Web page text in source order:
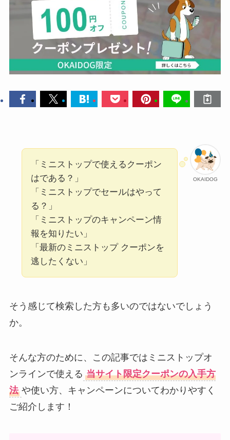
OKAIDOG
「ミニストップで使えるクーポン
はである？」
「ミニストップでセールはやって
る？」
「ミニストップのキャンペーン情
報を知りたい」
「最新のミニストップ クーポンを
逃したくない」
そう感じて検索した方も多いのではないでしょう
か。
そんな方のために、この記事ではミニストップオ
ンラインで使える 当サイト限定クーポンの入手方
法 や使い方、キャンペーンについてわかりやすく
ご紹介します！